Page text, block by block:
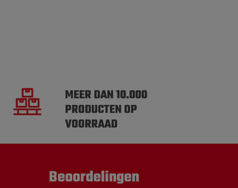
MEER DAN 10.000
PRODUCTEN OP
VOORRAAD
Beoordelingen